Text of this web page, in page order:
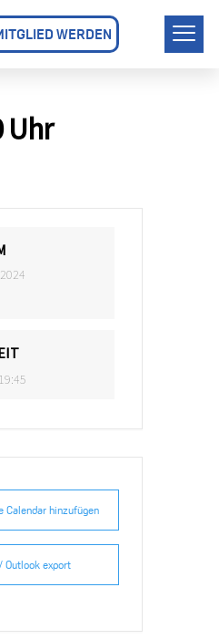
WERDEN
Uhr
Calendar hinzufügen
Outlook export